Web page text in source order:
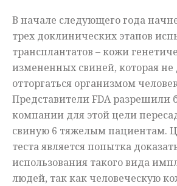
В начале следующего года
трех доклинических этапов
трансплантатов – кожи
измененных свиней, которая
отторгаться организмом
Представители FDA разрешили
компании для этой цели
свиную 6 тяжелым пациентам.
теста является попытка
использования такого вида
людей, так как человеческую